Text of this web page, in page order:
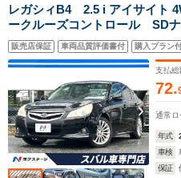
レガシィB4 2.5 i アイサイト
ークルーズコントロール SD
革巻きステアリング パドル
キー 4WD ETC HIDヘッド
販売店保証 車両品質評価書付 購入プラン
支払総
72.
通常ロ
年式
車検
保証